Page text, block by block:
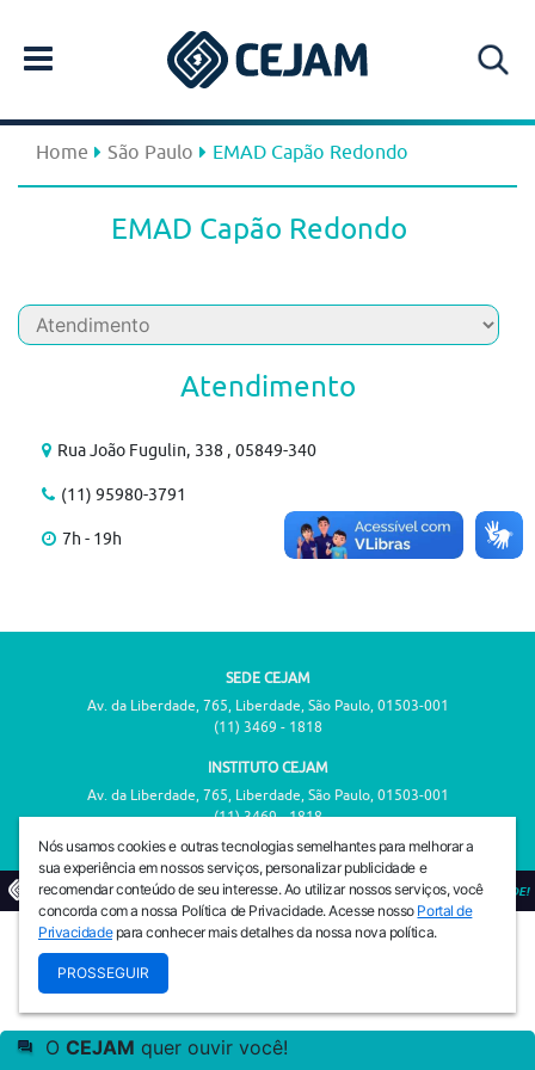
Home São Paulo EMAD Capão Redondo
EMAD Capão Redondo
Atendimento
Rua João Fugulin, 338 , 05849-340
(11) 95980-3791
7h - 19h
SEDE CEJAM
Av. da Liberdade, 765, Liberdade, São Paulo, 01503-001
(11) 3469 - 1818
INSTITUTO CEJAM
Av. da Liberdade, 765, Liberdade, São Paulo, 01503-001
(11) 3469 - 1818
© 2026 PREVENIR É VIVER COM QUALIDADE!
Nós usamos cookies e outras tecnologias semelhantes para melhorar a
sua experiência em nossos serviços, personalizar publicidade e
recomendar conteúdo de seu interesse. Ao utilizar nossos serviços, você
concorda com a nossa Política de Privacidade. Acesse nosso Portal de
Privacidadepara conhecer mais detalhes da nossa nova política.
PROSSEGUIR
O CEJAM quer ouvir você!